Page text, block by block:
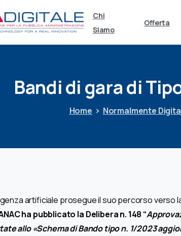
Chi
Siamo
Offerta
Bandidi garadi
Home Normalmente
artificiale prosegue il suo percorso verso
ha pubblicato la Delibera n. 148 “
allo «Schema di Bando tipo n. 1/2023